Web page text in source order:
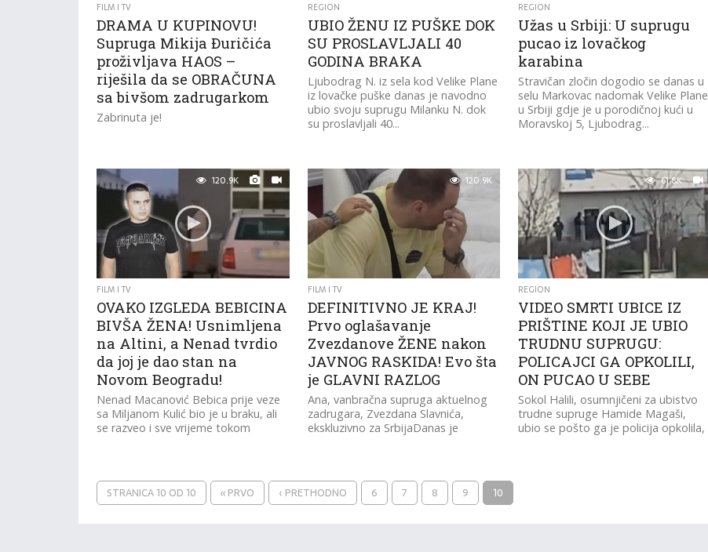
FILM I TV
DRAMA U KUPINOVU!
Supruga Mikija Đuričića
proživljava HAOS –
riješila da se OBRAČUNA
sa bivšom zadrugarkom
Zabrinuta je!
REGION
UBIO ŽENU IZ PUŠKE DOK
SU PROSLAVLJALI 40
GODINA BRAKA
Ljubodrag N. iz sela kod Velike Plane
iz lovačke puške danas je navodno
ubio svoju suprugu Milanku N. dok
su proslavljali 40...
REGION
Užas u Srbiji: U suprugu
pucao iz lovačkog
karabina
Stravičan zločin dogodio se danas u
selu Markovac nadomak Velike Plane
u Srbiji gdje je u porodičnoj kući u
Moravskoj 5, Ljubodrag...
120.9K
FILM I TV
OVAKO IZGLEDA BEBICINA
BIVŠA ŽENA! Usnimljena
na Altini, a Nenad tvrdio
da joj je dao stan na
Novom Beogradu!
Nenad Macanović Bebica prije veze
sa Miljanom Kulić bio je u braku, ali
se razveo i sve vrijeme tokom
120.9K
FILM I TV
DEFINITIVNO JE KRAJ!
Prvo oglašavanje
Zvezdanove ŽENE nakon
JAVNOG RASKIDA! Evo šta
je GLAVNI RAZLOG
Ana, vanbračna supruga aktuelnog
zadrugara, Zvezdana Slavnića,
ekskluzivno za SrbijaDanas je
61.8K
REGION
VIDEO SMRTI UBICE IZ
PRIŠTINE KOJI JE UBIO
TRUDNU SUPRUGU:
POLICAJCI GA OPKOLILI,
ON PUCAO U SEBE
Sokol Halili, osumnjičeni za ubistvo
trudne supruge Hamide Magaši,
ubio se pošto ga je policija opkolila,
STRANICA 10 OD 10 « PRVO ‹ PRETHODNO 6 7 8 9 10